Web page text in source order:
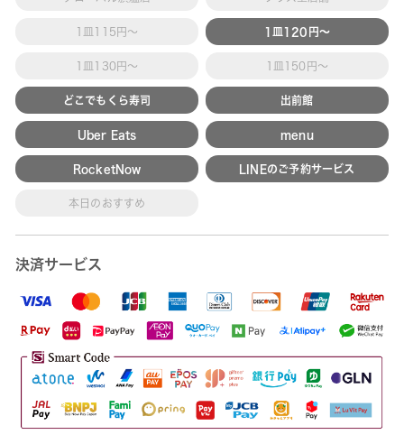
1皿115円～ 1皿120円～
1皿130円～ 1皿150円～
どこでもくら寿司 出前館
Uber Eats menu
RocketNow LINEのご予約サービス
本日のおすすめ
決済サービス